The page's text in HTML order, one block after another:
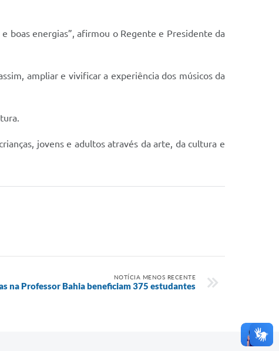
boas energias”, afirmou o Regente e Presidente da
ampliar e vivificar a experiência dos músicos da
jovens e adultos através da arte, da cultura e
NOTÍCIA MENOS RECENTE
na Professor Bahia beneficiam 375 estudantes